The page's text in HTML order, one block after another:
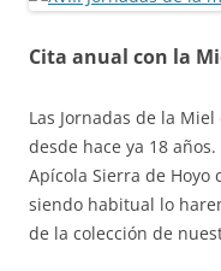
Cita anual con la
Las Jornadas de la
desde hace ya 18
Apícola Sierra de Hoyo
siendo habitual lo
de la colección de